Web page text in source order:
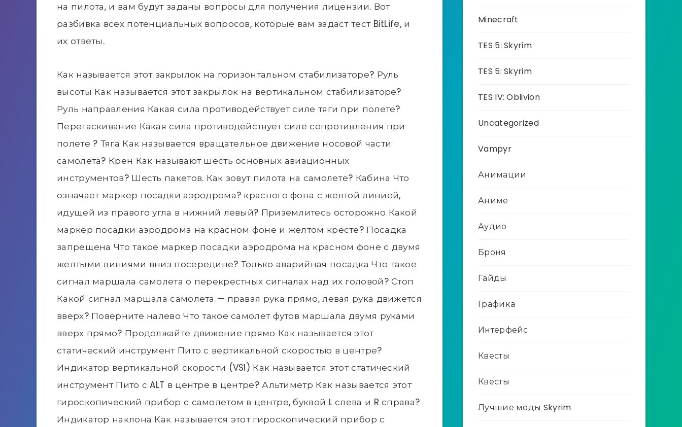
на пилота, и вам будут заданы вопросы для получения лицензии. Вот
разбивка всех потенциальных вопросов, которые вам задаст тест BitLife, и
их ответы.
Как называется этот закрылок на горизонтальном стабилизаторе? Руль
высоты Как называется этот закрылок на вертикальном стабилизаторе?
Руль направления Какая сила противодействует силе тяги при полете?
Перетаскивание Какая сила противодействует силе сопротивления при
полете ? Тяга Как называется вращательное движение носовой части
самолета? Крен Как называют шесть основных авиационных
инструментов? Шесть пакетов. Как зовут пилота на самолете? Кабина Что
означает маркер посадки аэродрома? красного фона с желтой линией,
идущей из правого угла в нижний левый? Приземлитесь осторожно Какой
маркер посадки аэродрома на красном фоне и желтом кресте? Посадка
запрещена Что такое маркер посадки аэродрома на красном фоне с двумя
желтыми линиями вниз посередине? Только аварийная посадка Что такое
сигнал маршала самолета о перекрестных сигналах над их головой? Стоп
Какой сигнал маршала самолета — правая рука прямо, левая рука движется
вверх? Поверните налево Что такое самолет футов маршала двумя руками
вверх прямо? Продолжайте движение прямо Как называется этот
статический инструмент Пито с вертикальной скоростью в центре?
Индикатор вертикальной скорости (VSI) Как называется этот статический
инструмент Пито с ALT в центре в центре? Альтиметр Как называется этот
гироскопический прибор с самолетом в центре, буквой L слева и R справа?
Индикатор наклона Как называется этот гироскопический прибор с
Minecraft
TES 5: Skyrim
TES 5: Skyrim
TES IV: Oblivion
Uncategorized
Vampyr
Анимации
Аниме
Аудио
Броня
Гайды
Графика
Интерфейс
Квесты
Квесты
Лучшие моды Skyrim